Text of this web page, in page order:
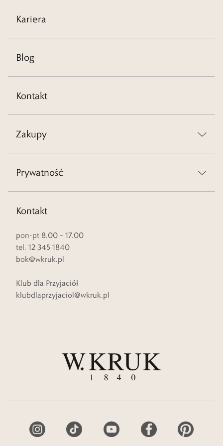
Kariera
Blog
Kontakt
Zakupy
Prywatność
Kontakt
pon-pt 8.00 – 17.00
tel. 12 345 1840
bok@wkruk.pl
Klub dla Przyjaciół
klubdlaprzyjaciol@wkruk.pl